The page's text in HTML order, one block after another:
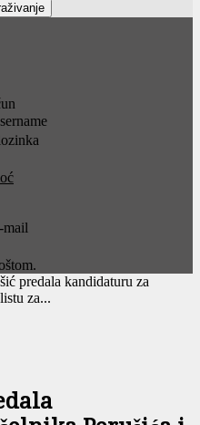
mail
predala kandidaturu za
za...